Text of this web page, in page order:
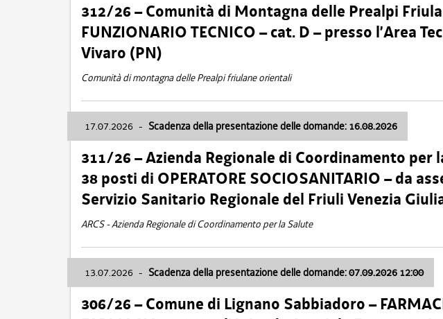
312/26 – Comunità di Montagna delle Prealpi
FUNZIONARIO TECNICO – cat. D – presso l’Area
Vivaro (PN)
Comunità di montagna delle Prealpi friulane orientali
17.07.2026 - Scadenza della presentazione delle domande: 16.08.2026
311/26 – Azienda Regionale di Coordinamento per
38 posti di OPERATORE SOCIOSANITARIO – da
Servizio Sanitario Regionale del Friuli Venezia
ARCS - Azienda Regionale di Coordinamento per la Salute
13.07.2026 - Scadenza della presentazione delle domande: 07.09.2026 12:00
306/26 – Comune di Lignano Sabbiadoro –